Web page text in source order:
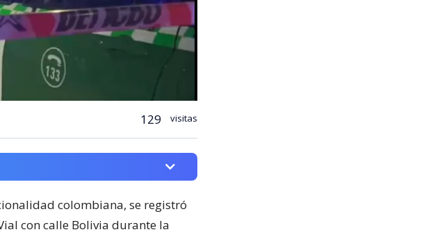
129 visitas
colombiana, se registró
con calle Bolivia durante la